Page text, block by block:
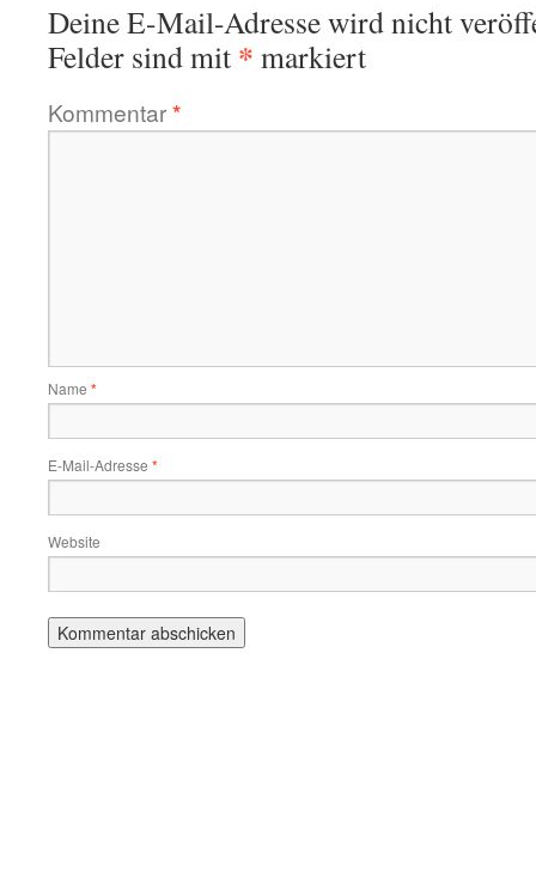
Deine E-Mail-Adresse wird nicht
Felder sind mit * markiert
Kommentar*
Name *
E-Mail-Adresse *
Website